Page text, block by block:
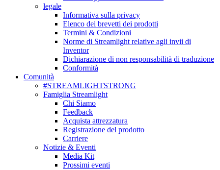
legale
Informativa sulla privacy
Elenco dei brevetti dei prodotti
Termini & Condizioni
Norme di Streamlight relative agli invii di
Inventor
Dichiarazione di non responsabilità di traduzione
Conformità
Comunità
#STREAMLIGHTSTRONG
Famiglia Streamlight
Chi Siamo
Feedback
Acquista attrezzatura
Registrazione del prodotto
Carriere
Notizie & Eventi
Media Kit
Prossimi eventi